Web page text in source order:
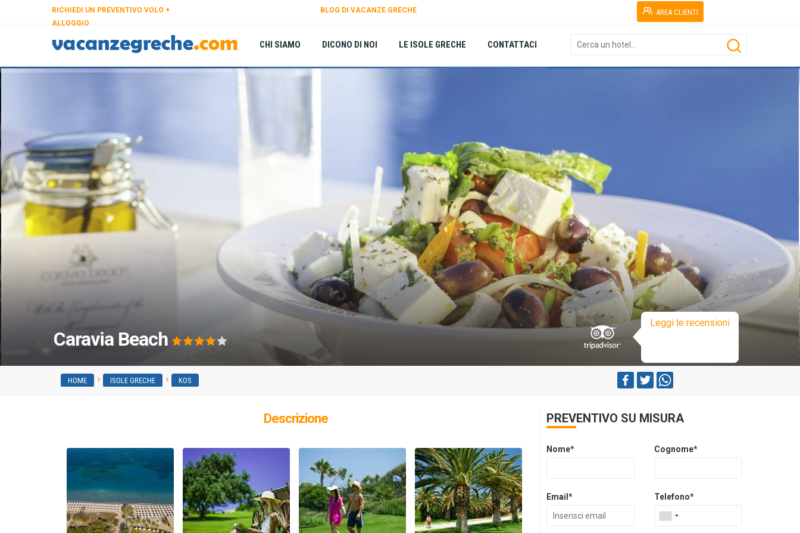
AREA CLIENTI
RICHIEDI UN PREVENTIVO VOLO +
ALLOGGIO
BLOG DI VACANZE GRECHE
CHI SIAMO DICONO DI NOI LE ISOLE GRECHE CONTATTACI
Leggi le recensioni
Caravia Beach
HOME ISOLE GRECHE KOS
Descrizione PREVENTIVO SU MISURA
Nome* Cognome*
Email* Telefono*